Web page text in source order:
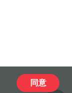
同意